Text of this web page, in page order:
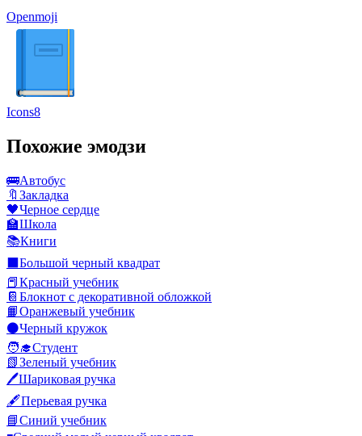
Openmoji
Icons8
Похожие эмодзи
🚌Автобус
🔖 Закладка
🖤Черное сердце
🏫Школа
📚Книги
Большой черный квадрат
📕 Красный учебник
📔 Блокнот с декоративной обложкой
📙Оранжевый учебник
⚫Черный кружок
🧑‍🎓Студент
📗Зеленый учебник
🖊️Шариковая ручка
🖋️Перьевая ручка
📘Синий учебник